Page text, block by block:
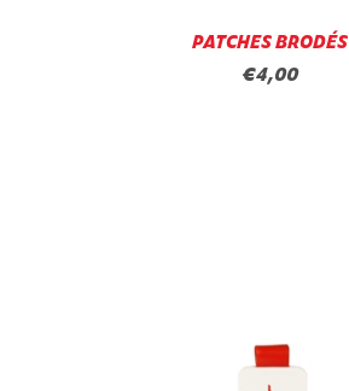
PATCHES BRODÉS
€4,00